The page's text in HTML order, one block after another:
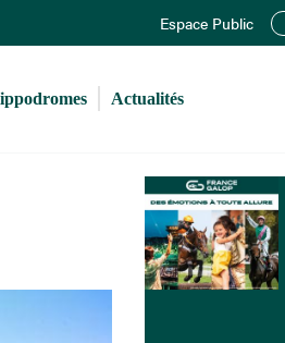
Espace Public
Actualités